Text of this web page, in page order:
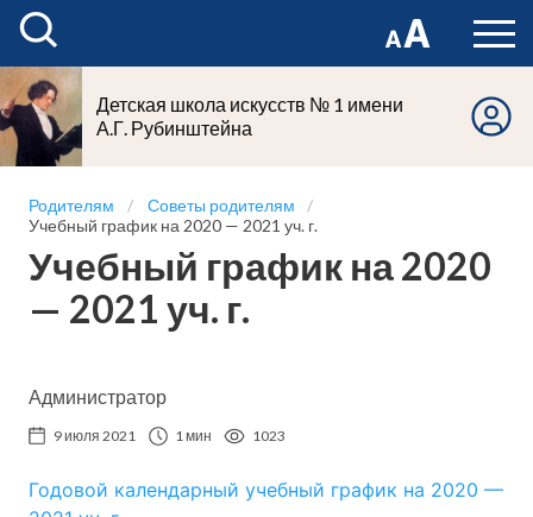
Детская школа искусств № 1 имени
А.Г. Рубинштейна
Родителям
Советы родителям
Учебный график на 2020 — 2021 уч. г.
Учебный график на 2020
— 2021 уч. г.
Администратор
9 июля 2021 1 мин 1023
Годовой календарный учебный график на 2020 —